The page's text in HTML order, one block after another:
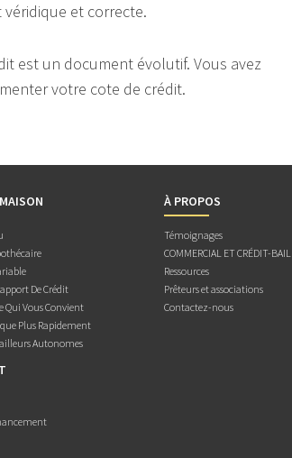
et correcte.
est un document évolutif. Vous avez
votre cote de crédit.
De Crédit
Qui Vous Convient
Plus Rapidement
Autonomes
À PROPOS
Témoignages
COMMERCIAL ET CRÉDIT-BAIL
Ressources
Prêteurs et associations
Contactez-nous